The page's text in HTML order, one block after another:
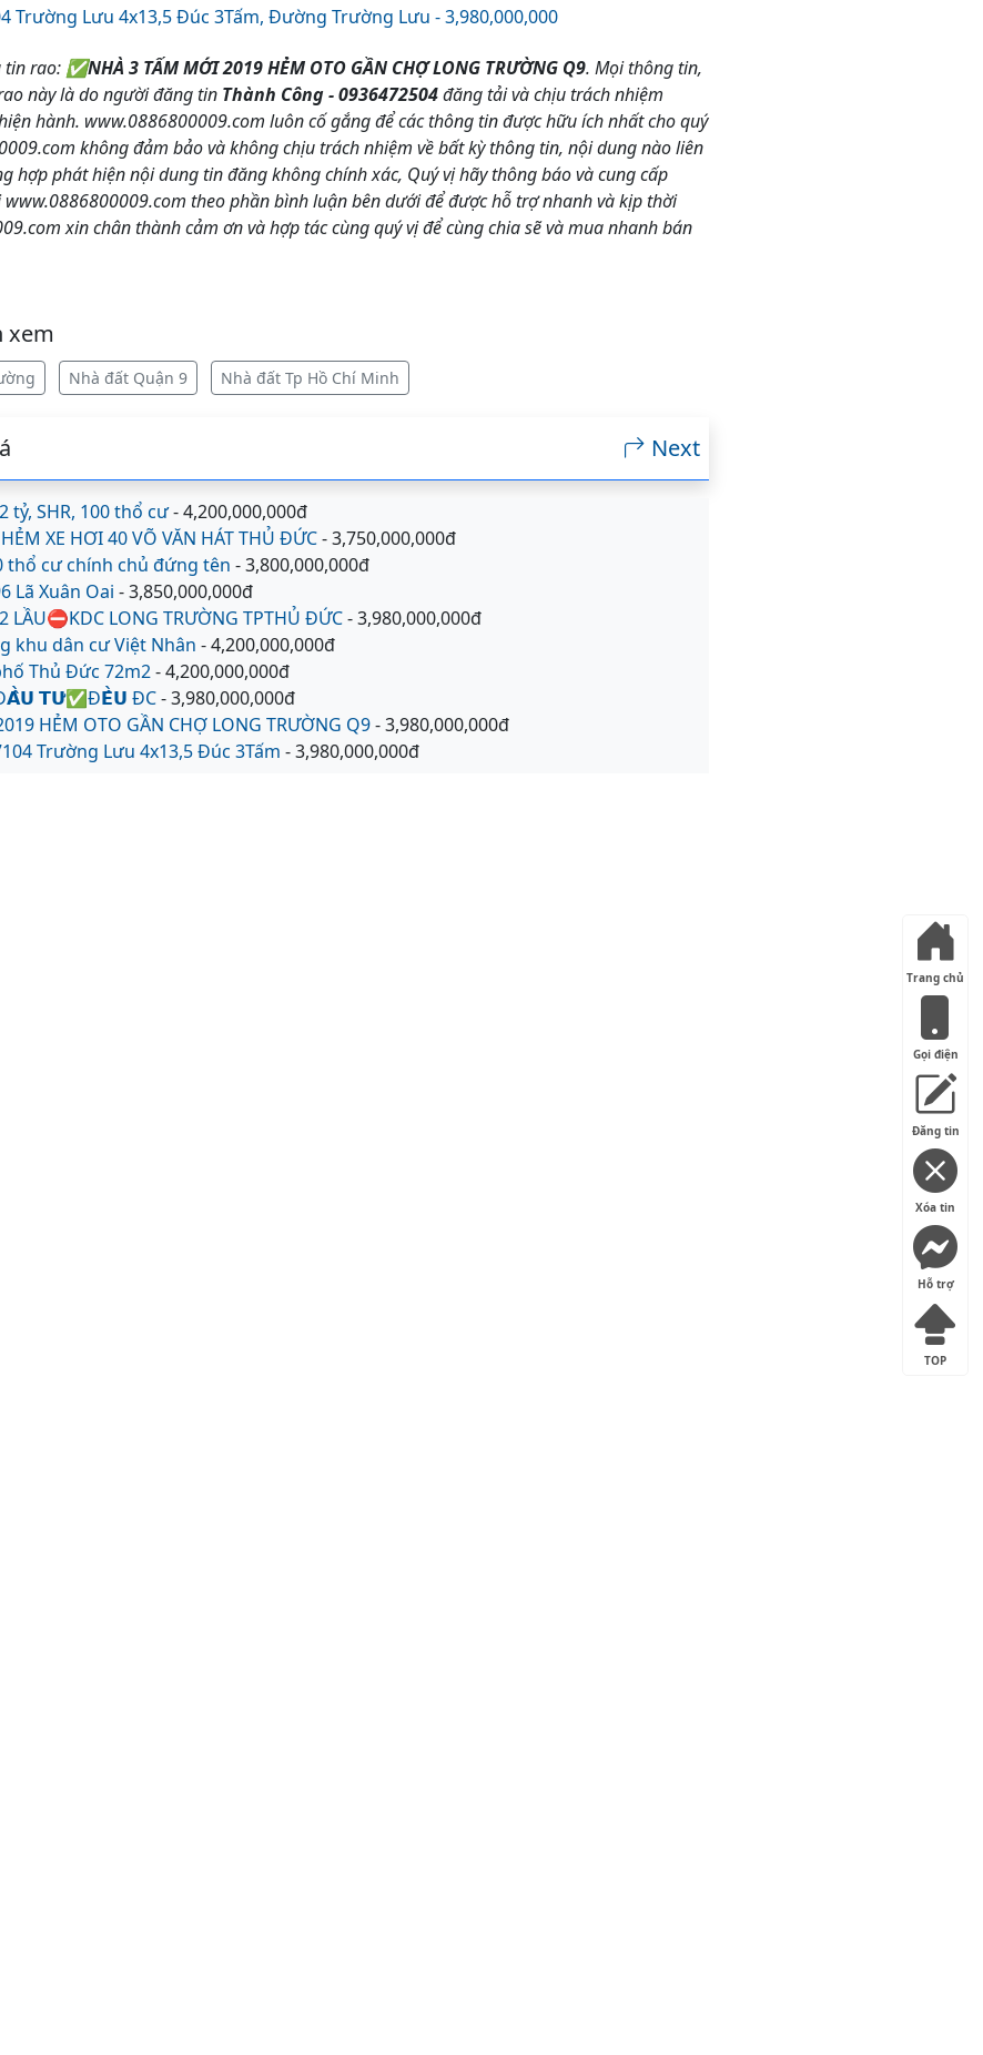
Trường Lưu 4x13,5 Đúc 3Tấm, Đường Trường Lưu - 3,980,000,000
tin rao: ✅NHÀ 3 TẤM MỚI 2019 HẺM OTO GẦN CHỢ LONG TRƯỜNG Q9. Mọi thông tin,
này là do người đăng tin Thành Công - 0936472504đăng tải và chịu trách nhiệm
hành. www.0886800009.com luôn cố gắng để các thông tin được hữu ích nhất cho quý
không đảm bảo và không chịu trách nhiệm về bất kỳ thông tin, nội dung nào liên
hợp phát hiện nội dung tin đăng không chính xác, Quý vị hãy thông báo và cung cấp
theo phần bình luận bên dưới để được hỗ trợ nhanh và kịp thời
xin chân thành cảm ơn và hợp tác cùng quý vị để cùng chia sẽ và mua nhanh bán
xem
Nhà đất Quận 9 Nhà đất Tp Hồ Chí Minh
Next
tỷ, SHR, 100 thổ cư- 4,200,000,000đ
XE HƠI 40 VÕ VĂN HÁT THỦ ĐỨC- 3,750,000,000đ
thổ cư chính chủ đứng tên - 3,800,000,000đ
Lã Xuân Oai - 3,850,000,000đ
LẦU⛔KDC LONG TRƯỜNG TPTHỦ ĐỨC- 3,980,000,000đ
khu dân cư Việt Nhân - 4,200,000,000đ
Thủ Đức 72m2- 4,200,000,000đ
𝗧𝗨̛✅Đ𝗘̂̀𝗨 ĐC- 3,980,000,000đ
HẺM OTO GẦN CHỢ LONG TRƯỜNG Q9- 3,980,000,000đ
Trường Lưu 4x13,5 Đúc 3Tấm - 3,980,000,000đ
Trang chủ
Gọi điện
Đăng tin
Xóa tin
Hỗ trợ
TOP